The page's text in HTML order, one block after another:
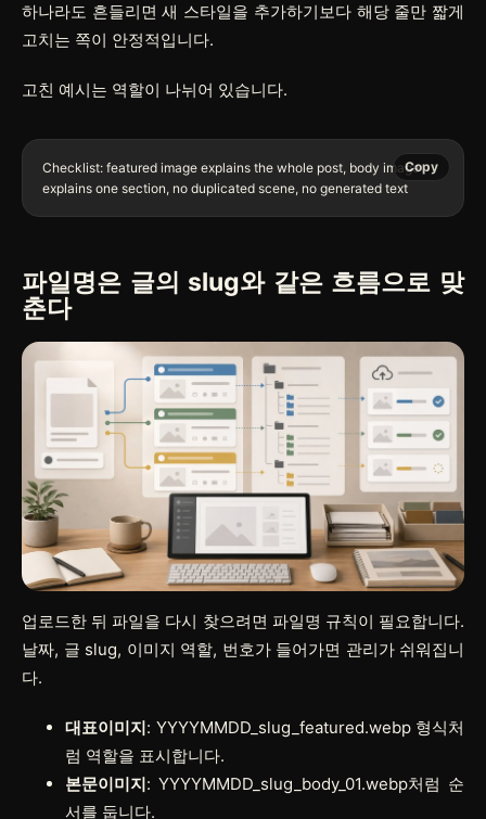
하나라도 흔들리면 새 스타일을 추가하기보다 해당 줄만 짧게
고치는 쪽이 안정적입니다.
고친 예시는 역할이 나뉘어 있습니다.
Checklist: featured image explains the whole post, body image Copy
파일명은 글의 slug와 같은 흐름으로 맞
춘다
업로드한 뒤 파일을 다시 찾으려면 파일명 규칙이 필요합니다.
날짜, 글 slug, 이미지 역할, 번호가 들어가면 관리가 쉬워집니
다.
대표이미지: YYYYMMDD_slug_featured.webp 형식처
럼 역할을 표시합니다.
본문이미지: YYYYMMDD_slug_body_01.webp처럼 순
서를 둡니다.